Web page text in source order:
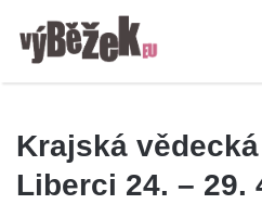
Krajská
Liberci 24. – 29.